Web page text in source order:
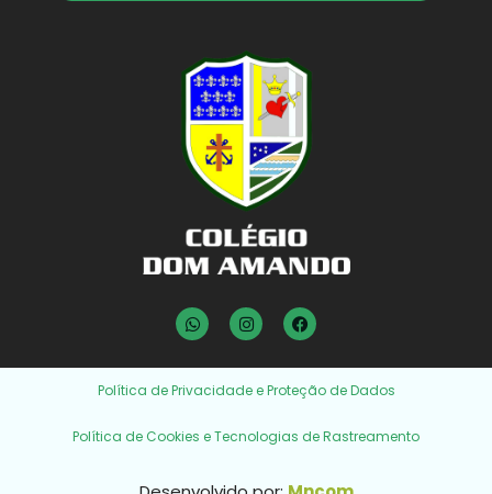
Política de Privacidade e Proteção de Dados
Política de Cookies e Tecnologias de Rastreamento